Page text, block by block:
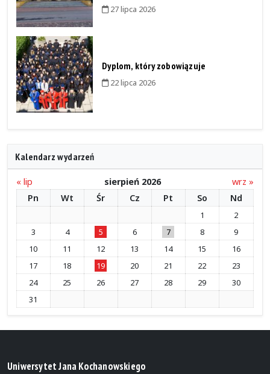
27 lipca 2026
Dyplom, który zobowiązuje
22 lipca 2026
Kalendarz wydarzeń
« lip sierpień 2026
wrz »
Pn
Wt Śr Cz Pt So Nd
1
2
3
4 5 6 7 8
9
10
11 12 13 14 15
16
17
18 19 20 21 22
23
24
25 26 27 28 29
30
31
Uniwersytet Jana Kochanowskiego